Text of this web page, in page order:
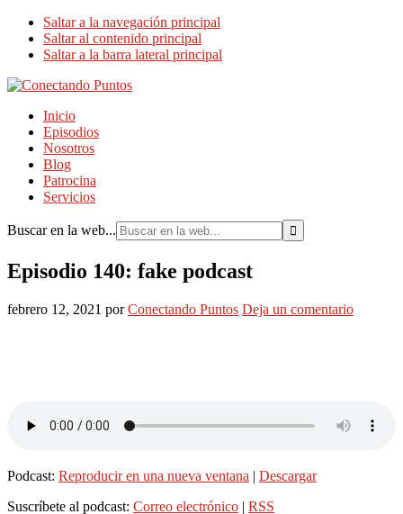
Saltar a la navegación principal
Saltar al contenido principal
Saltar a la barra lateral principal
Inicio
Episodios
Nosotros
Blog
Patrocina
Servicios
Buscar en la web...
Episodio 140: fake podcast
febrero 12, 2021 porConectando Puntos Deja un comentario
Podcast: Reproducir en una nueva ventana | Descargar
Suscríbete al podcast: Correo electrónico | RSS